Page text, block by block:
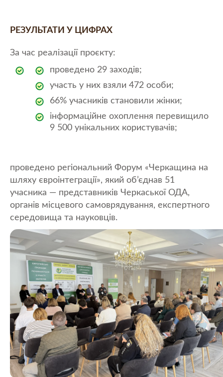
РЕЗУЛЬТАТИ У ЦИФРАХ
За час реалізації проєкту:
проведено 29 заходів;
участь у них взяли 472 особи;
66% учасників становили жінки;
інформаційне охоплення перевищило
9 500 унікальних користувачів;
проведено регіональний Форум «Черкащина на
шляху євроінтеграції», який об’єднав 51
учасника — представників Черкаської ОДА,
органів місцевого самоврядування, експертного
середовища та науковців.